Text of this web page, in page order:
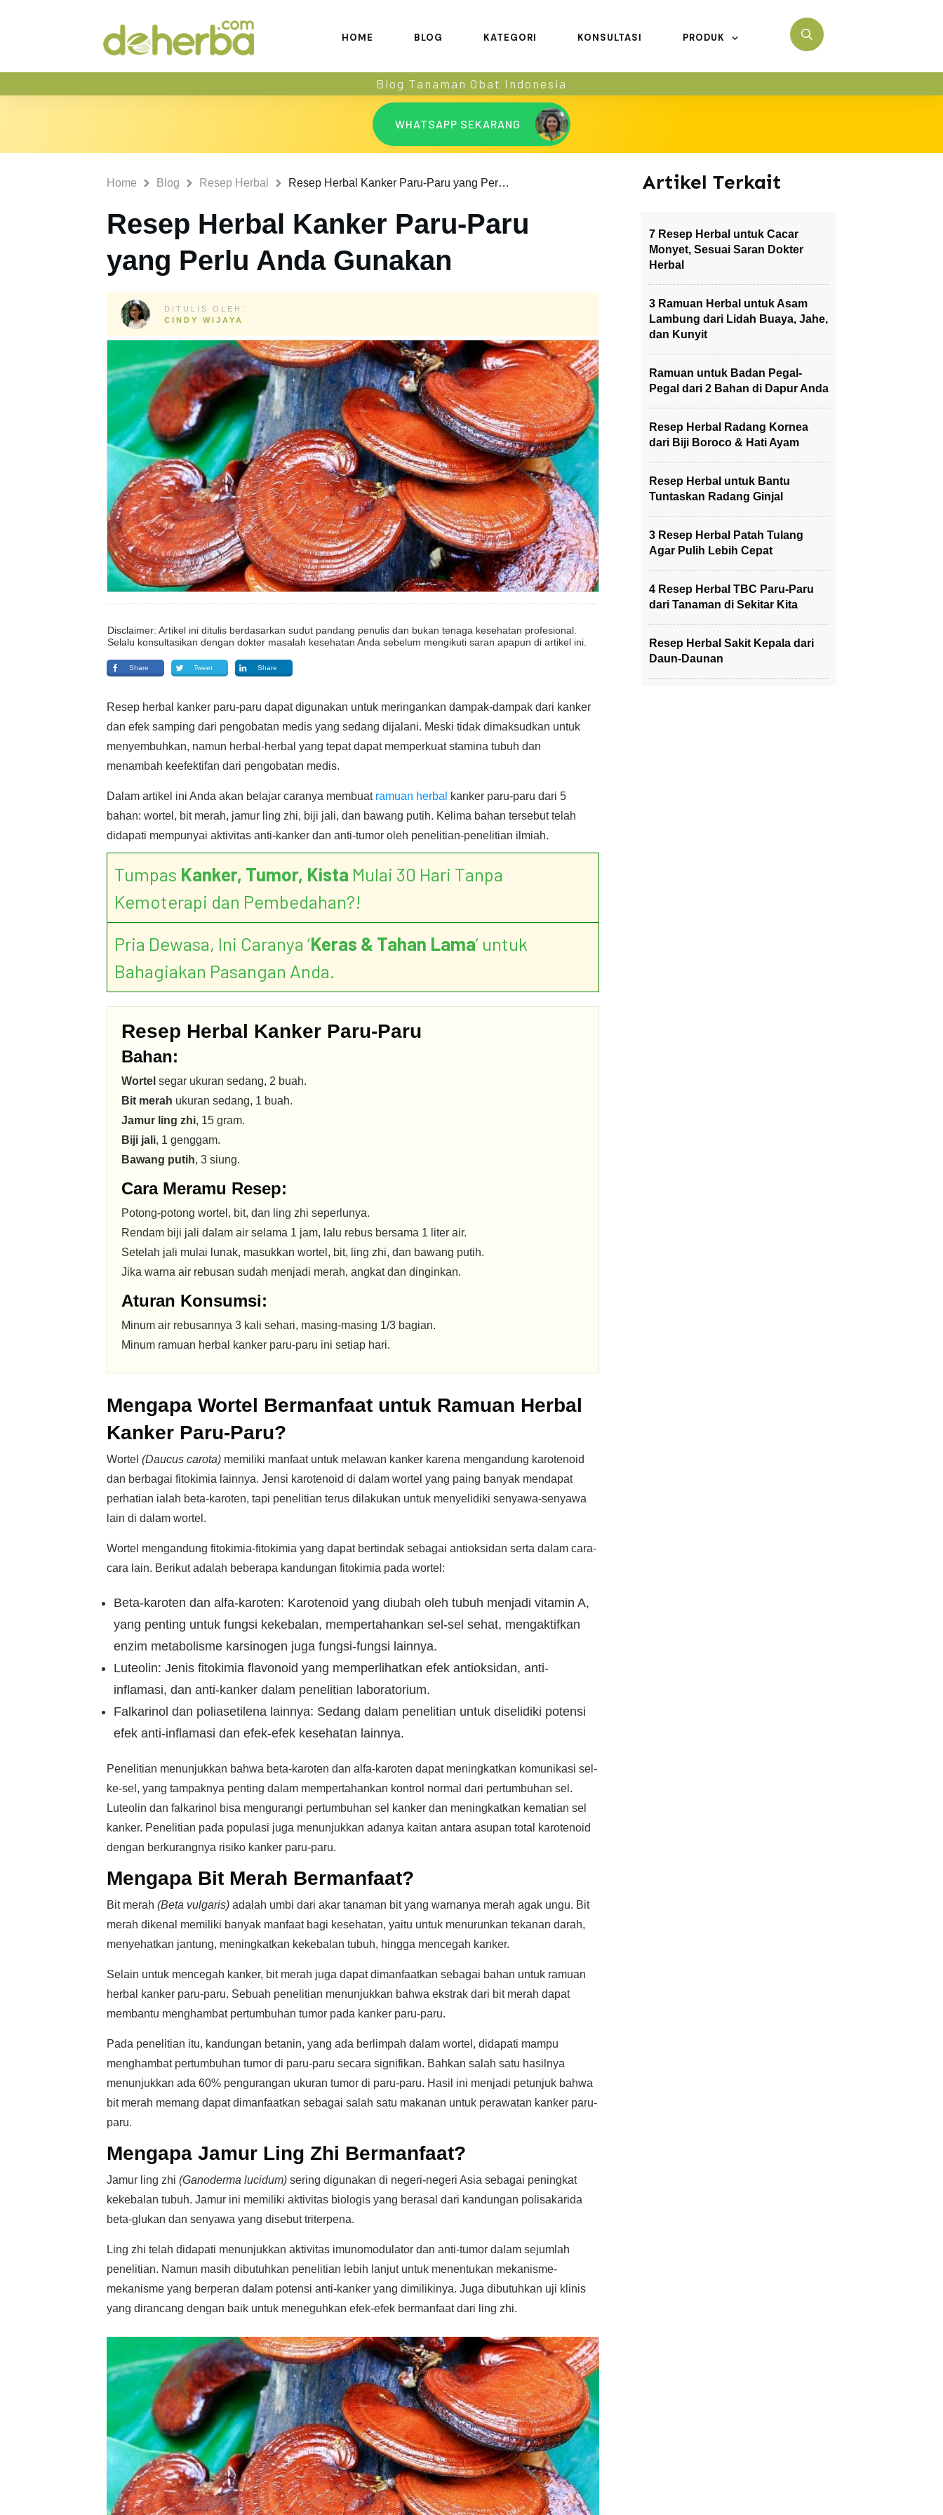
HOME BLOG KATEGORI KONSULTASI PRODUK
Blog Tanaman Obat Indonesia
WHATSAPP SEKARANG
Home Blog Resep Herbal Resep Herbal Kanker Paru-Paru yang Perlu Anda Gunakan
Resep Herbal Kanker Paru-Paru
yang Perlu Anda Gunakan
DITULIS OLEH:
CINDY WIJAYA
Disclaimer: Artikel ini ditulis berdasarkan sudut pandang penulis dan bukan tenaga kesehatan profesional.
Selalu konsultasikan dengan dokter masalah kesehatan Anda sebelum mengikuti saran apapun di artikel ini.
Share Tweet Share
Resep herbal kanker paru-paru dapat digunakan untuk meringankan dampak-dampak dari kanker
dan efek samping dari pengobatan medis yang sedang dijalani. Meski tidak dimaksudkan untuk
menyembuhkan, namun herbal-herbal yang tepat dapat memperkuat stamina tubuh dan
menambah keefektifan dari pengobatan medis.
Dalam artikel ini Anda akan belajar caranya membuat ramuan herbal
kanker paru-paru dari 5
bahan: wortel, bit merah, jamur ling zhi, biji jali, dan bawang putih. Kelima bahan tersebut telah
didapati mempunyai aktivitas anti-kanker dan anti-tumor oleh penelitian-penelitian ilmiah.
Tumpas Kanker, Tumor, Kista Mulai 30 Hari Tanpa
Kemoterapi dan Pembedahan?!
Pria Dewasa, Ini Caranya ‘Keras & Tahan Lama’ untuk
Bahagiakan Pasangan Anda.
Resep Herbal Kanker Paru-Paru
Bahan:
Wortel segar ukuran sedang, 2 buah.
Bit merah ukuran sedang, 1 buah.
Jamur ling zhi, 15 gram.
Biji jali, 1 genggam.
Bawang putih, 3 siung.
Cara Meramu Resep:
Potong-potong wortel, bit, dan ling zhi seperlunya.
Rendam biji jali dalam air selama 1 jam, lalu rebus bersama 1 liter air.
Setelah jali mulai lunak, masukkan wortel, bit, ling zhi, dan bawang putih.
Jika warna air rebusan sudah menjadi merah, angkat dan dinginkan.
Aturan Konsumsi:
Minum air rebusannya 3 kali sehari, masing-masing 1/3 bagian.
Minum ramuan herbal kanker paru-paru ini setiap hari.
Mengapa Wortel Bermanfaat untuk Ramuan Herbal
Kanker Paru-Paru?
Wortel (Daucus carota) memiliki manfaat untuk melawan kanker karena mengandung karotenoid
dan berbagai fitokimia lainnya. Jensi karotenoid di dalam wortel yang paing banyak mendapat
perhatian ialah beta-karoten, tapi penelitian terus dilakukan untuk menyelidiki senyawa-senyawa
lain di dalam wortel.
Wortel mengandung fitokimia-fitokimia yang dapat bertindak sebagai antioksidan serta dalam cara-
cara lain. Berikut adalah beberapa kandungan fitokimia pada wortel:
Beta-karoten dan alfa-karoten: Karotenoid yang diubah oleh tubuh menjadi vitamin A,
yang penting untuk fungsi kekebalan, mempertahankan sel-sel sehat, mengaktifkan
enzim metabolisme karsinogen juga fungsi-fungsi lainnya.
Luteolin: Jenis fitokimia flavonoid yang memperlihatkan efek antioksidan, anti-
inflamasi, dan anti-kanker dalam penelitian laboratorium.
Falkarinol dan poliasetilena lainnya: Sedang dalam penelitian untuk diselidiki potensi
efek anti-inflamasi dan efek-efek kesehatan lainnya.
Penelitian menunjukkan bahwa beta-karoten dan alfa-karoten dapat meningkatkan komunikasi sel-
ke-sel, yang tampaknya penting dalam mempertahankan kontrol normal dari pertumbuhan sel.
Luteolin dan falkarinol bisa mengurangi pertumbuhan sel kanker dan meningkatkan kematian sel
kanker. Penelitian pada populasi juga menunjukkan adanya kaitan antara asupan total karotenoid
dengan berkurangnya risiko kanker paru-paru.
Mengapa Bit Merah Bermanfaat?
Bit merah (Beta vulgaris) adalah umbi dari akar tanaman bit yang warnanya merah agak ungu. Bit
merah dikenal memiliki banyak manfaat bagi kesehatan, yaitu untuk menurunkan tekanan darah,
menyehatkan jantung, meningkatkan kekebalan tubuh, hingga mencegah kanker.
Selain untuk mencegah kanker, bit merah juga dapat dimanfaatkan sebagai bahan untuk ramuan
herbal kanker paru-paru. Sebuah penelitian menunjukkan bahwa ekstrak dari bit merah dapat
membantu menghambat pertumbuhan tumor pada kanker paru-paru.
Pada penelitian itu, kandungan betanin, yang ada berlimpah dalam wortel, didapati mampu
menghambat pertumbuhan tumor di paru-paru secara signifikan. Bahkan salah satu hasilnya
menunjukkan ada 60% pengurangan ukuran tumor di paru-paru. Hasil ini menjadi petunjuk bahwa
bit merah memang dapat dimanfaatkan sebagai salah satu makanan untuk perawatan kanker paru-
paru.
Mengapa Jamur Ling Zhi Bermanfaat?
Jamur ling zhi (Ganoderma lucidum) sering digunakan di negeri-negeri Asia sebagai peningkat
kekebalan tubuh. Jamur ini memiliki aktivitas biologis yang berasal dari kandungan polisakarida
beta-glukan dan senyawa yang disebut triterpena.
Ling zhi telah didapati menunjukkan aktivitas imunomodulator dan anti-tumor dalam sejumlah
penelitian. Namun masih dibutuhkan penelitian lebih lanjut untuk menentukan mekanisme-
mekanisme yang berperan dalam potensi anti-kanker yang dimilikinya. Juga dibutuhkan uji klinis
yang dirancang dengan baik untuk meneguhkan efek-efek bermanfaat dari ling zhi.
Artikel Terkait
7 Resep Herbal untuk Cacar
Monyet, Sesuai Saran Dokter
Herbal
3 Ramuan Herbal untuk Asam
Lambung dari Lidah Buaya, Jahe,
dan Kunyit
Ramuan untuk Badan Pegal-
Pegal dari 2 Bahan di Dapur Anda
Resep Herbal Radang Kornea
dari Biji Boroco & Hati Ayam
Resep Herbal untuk Bantu
Tuntaskan Radang Ginjal
3 Resep Herbal Patah Tulang
Agar Pulih Lebih Cepat
4 Resep Herbal TBC Paru-Paru
dari Tanaman di Sekitar Kita
Resep Herbal Sakit Kepala dari
Daun-Daunan